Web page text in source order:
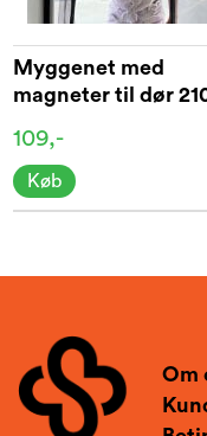
Myggenet med
magneter til dør
109,-
Køb
Om